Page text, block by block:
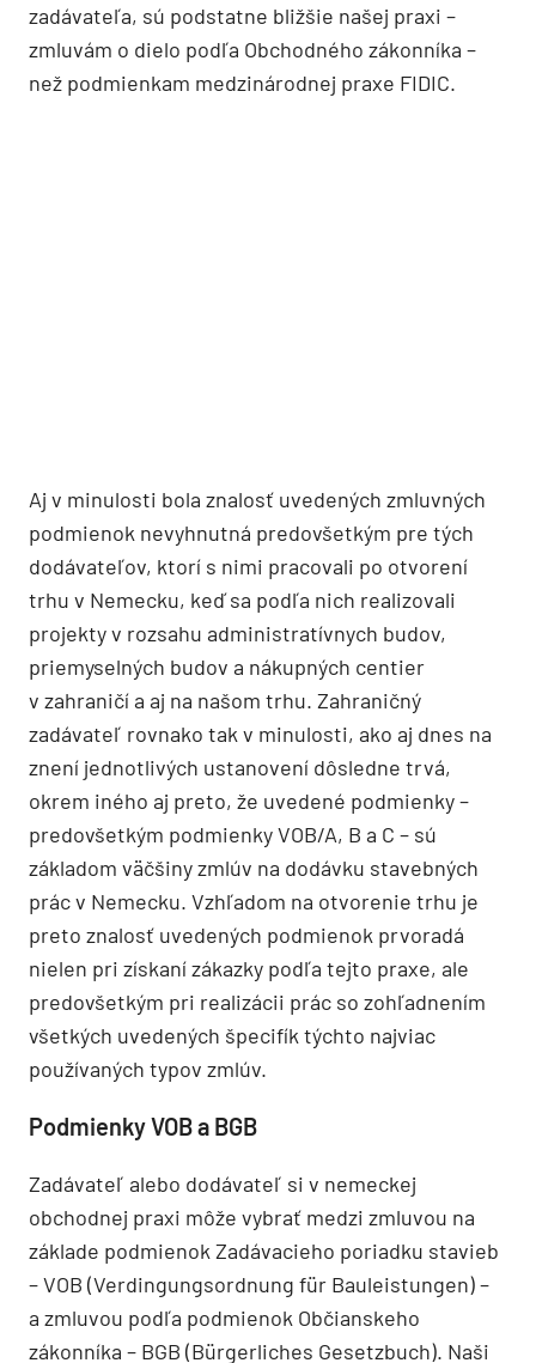
zadávateľa, sú podstatne bližšie našej praxi –
zmluvám o dielo podľa Obchodného zákonníka –
než podmienkam medzinárodnej praxe FIDIC.
Aj v minulosti bola znalosť uvedených zmluvných
podmienok nevyhnutná predovšetkým pre tých
dodávateľov, ktorí s nimi pracovali po otvorení
trhu v Nemecku, keď sa podľa nich realizovali
projekty v rozsahu administratívnych budov,
priemyselných budov a nákupných centier
v zahraničí a aj na našom trhu. Zahraničný
zadávateľ rovnako tak v minulosti, ako aj dnes na
znení jednotlivých ustanovení dôsledne trvá,
okrem iného aj preto, že uvedené podmienky –
predovšetkým podmienky VOB/A, B a C – sú
základom väčšiny zmlúv na dodávku stavebných
prác v Nemecku. Vzhľadom na otvorenie trhu je
preto znalosť uvedených podmienok prvoradá
nielen pri získaní zákazky podľa tejto praxe, ale
predovšetkým pri realizácii prác so zohľadnením
všetkých uvedených špecifík týchto najviac
používaných typov zmlúv.
Podmienky VOB a BGB
Zadávateľ alebo dodávateľ si v nemeckej
obchodnej praxi môže vybrať medzi zmluvou na
základe podmienok Zadávacieho poriadku stavieb
– VOB (Verdingungsordnung für Bauleistungen) –
a zmluvou podľa podmienok Občianskeho
zákonníka – BGB (Bürgerliches Gesetzbuch). Naši